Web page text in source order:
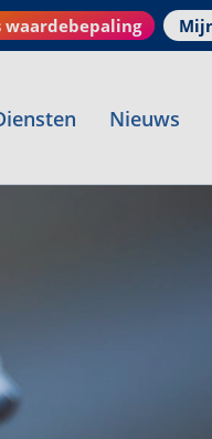
waardebepaling
Nieuws